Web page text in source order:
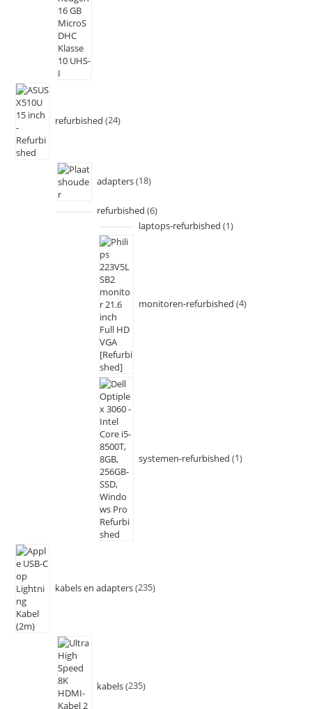
refurbished 24
adapters 18
refurbished 6
laptops-refurbished 1
monitoren-refurbished 4
systemen-refurbished 1
kabels en adapters 235
kabels 235